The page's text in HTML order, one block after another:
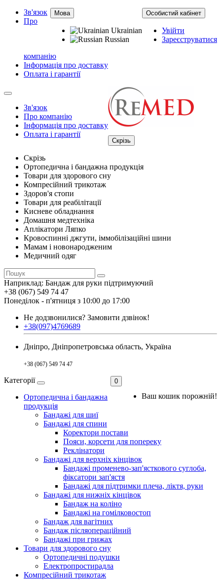
Особистий кабінет
Увійти
Зареєструватися
Мова
Ukrainian
Russian
Зв'язок
Про
компанію
Інформація про доставку
Оплата і гарантії
Зв'язок
Про компанію
Інформація про доставку
Оплата і гарантії
Скрізь
Скрізь
Ортопедична і бандажна продукція
Товари для здорового сну
Компресійний трикотаж
Здоров'я стопи
Товари для реабілітації
Кисневе обладнання
Домашня медтехніка
Аплікатори Ляпко
Кровоспинні джгути, іммобілізаційні шини
Мамам і новонародженим
Медичний одяг
Наприклад: Бандаж для руки підтримуючий
+38 (067) 549 74 47
Понеділок - п'ятниця з 10:00 до 17:00
Не додзвонилися? Замовити дзвінок!
+38(097)4769689
Дніпро, Дніпропетровська область, Україна
+38 (067) 549 74 47
0
Ваш кошик порожній!
Категорії
Ортопедична і бандажна
продукція
Бандажі для шиї
Бандажі для спини
Коректори постави
Пояси, корсети для попереку
Реклінатори
Бандажі для верхніх кінцівок
Бандажі променево-зап'ясткового суглоба,
фіксатори зап'ястя
Бандажі для підтримки плеча, ліктя, руки
Бандажі для нижніх кінцівок
Бандаж на коліно
Бандажі на гомілковостоп
Бандаж для вагітних
Бандаж післяопераційний
Бандажі при грижах
Товари для здорового сну
Ортопедичні подушки
Електропростирадла
Компресійний трикотаж